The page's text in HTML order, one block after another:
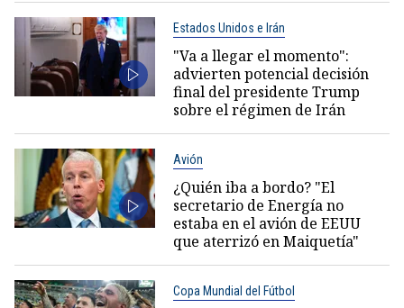
Estados Unidos e Irán
"Va a llegar el momento":
advierten potencial decisión
final del presidente Trump
sobre el régimen de Irán
Avión
¿Quién iba a bordo? "El
secretario de Energía no
estaba en el avión de EEUU
que aterrizó en Maiquetía"
Copa Mundial del Fútbol